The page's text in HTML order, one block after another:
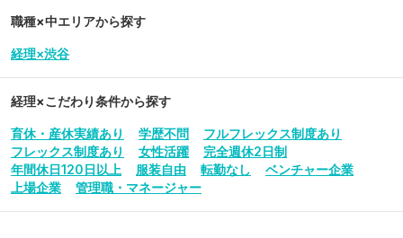
職種×中エリアから探す
経理×渋谷
経理×こだわり条件から探す
育休・産休実績あり 学歴不問
フルフレックス制度あり
フレックス制度あり
女性活躍
完全週休2日制
年間休日120日以上
服装自由 転勤なし
ベンチャー企業
上場企業
管理職・マネージャー